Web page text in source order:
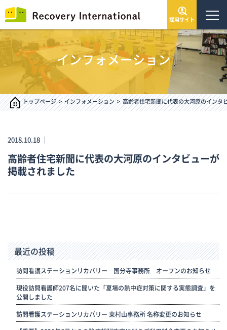
トップページ
会社情報
サービス・事業
インフォメーション
採用情報
採用サイト
インフォメーション
トップページ インフォメーション 高齢者住宅新聞に代表の大河原のインタ
2018.10.18 ｜
高齢者住宅新聞に代表の大河原のインタビューが
掲載されました
最近の投稿
訪問看護ステーションリカバリー 国分寺事務所 オープンのお知らせ
現役訪問看護師207名に聞いた「夏場の熱中症対策に関する実態調査」を
公開しました
訪問看護ステーションリカバリー 東村山事務所 名称変更のお知らせ